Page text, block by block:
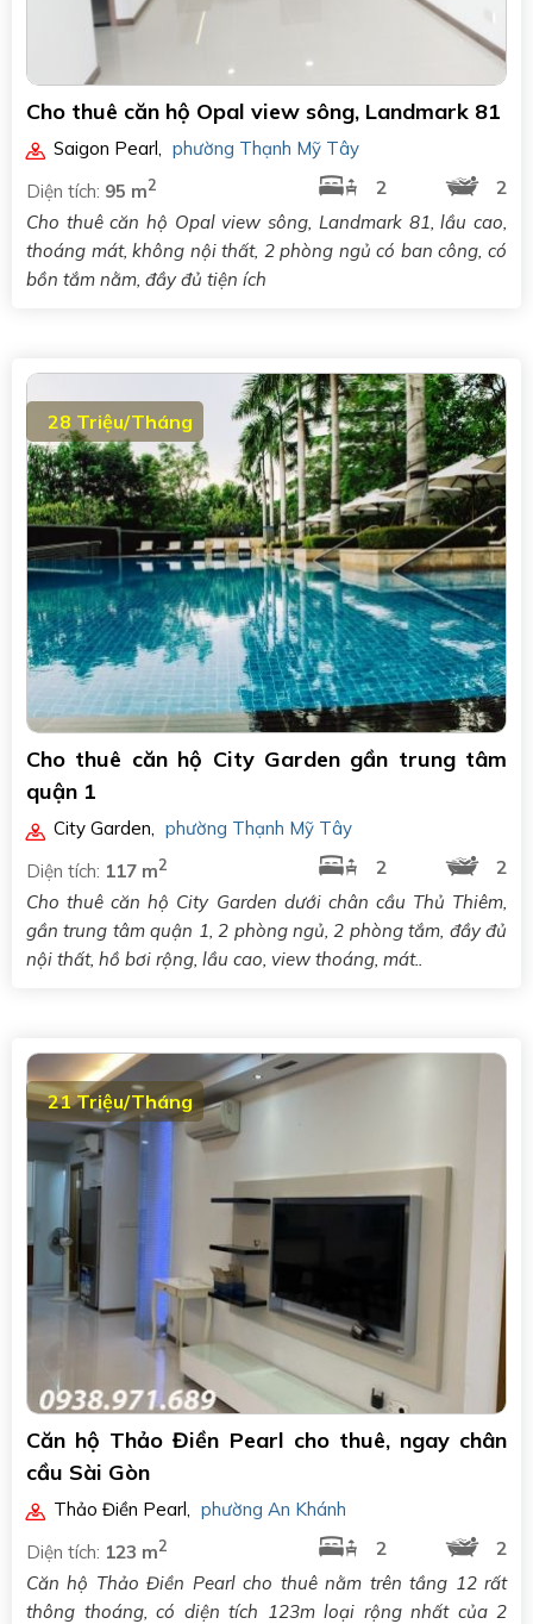
Cho thuê căn hộ Opal view sông, Landmark 81
Saigon Pearl
phường Thạnh Mỹ Tây
Diện tích: 95 m2 2
2
Cho thuê căn hộ Opal view sông, Landmark 81, lầu cao,
thoáng mát, không nội thất, 2 phòng ngủ có ban công, có
bồn tắm nằm, đầy đủ tiện ích
28 Triệu/Tháng
Cho thuê căn hộ City Garden gần trung tâm
quận 1
City Garden, phường Thạnh Mỹ Tây
Diện tích: 117 m2 2
2
Cho thuê căn hộ City Garden dưới chân cầu Thủ Thiêm,
gần trung tâm quận 1, 2 phòng ngủ, 2 phòng tắm, đầy đủ
nội thất, hồ bơi rộng, lầu cao, view thoáng, mát..
21 Triệu/Tháng
Căn hộ Thảo Điền Pearl cho thuê, ngay chân
cầu Sài Gòn
Thảo Điền Pearl
phường An Khánh
Diện tích: 123 m2 2
2
Căn hộ Thảo Điền Pearl cho thuê nằm trên tầng 12 rất
thông thoáng, có diện tích 123m loại rộng nhất của 2